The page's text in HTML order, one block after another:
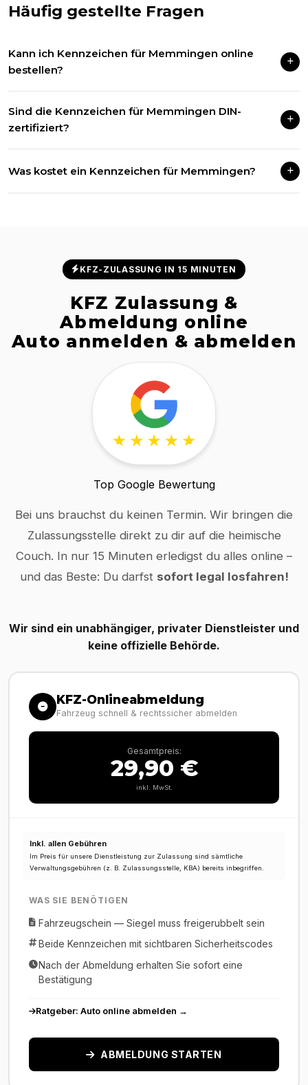
Häufig gestellte Fragen
Kann ich Kennzeichen für Memmingen online
bestellen?
Zulassungsbezirke, inklusive Memmingen, per DHL in 1–3
Werktagen.
Sind die Kennzeichen für Memmingen DIN-
zertifiziert?
gültigen DIN-Norm und sind für alle deutschen
Zulassungsstellen zugelassen.
Was kostet ein Kennzeichen für Memmingen?
KFZ-ZULASSUNG IN 15 MINUTEN
KFZ Zulassung &
Abmeldung online
Auto anmelden & abmelden
Top Google Bewertung
Bei uns brauchst du keinen Termin. Wir bringen die
Zulassungsstelle direkt zu dir auf die heimische
Couch. In nur 15 Minuten erledigst du alles online –
und das Beste: Du darfst sofort legal losfahren!
Wir sind ein unabhängiger, privater Dienstleister und
keine offizielle Behörde.
KFZ-Onlineabmeldung
Fahrzeug schnell & rechtssicher abmelden
Gesamtpreis:
29,90 €
inkl. MwSt.
Inkl. allen Gebühren
Im Preis für unsere Dienstleistung zur Zulassung sind sämtliche
Verwaltungsgebühren (z. B. Zulassungsstelle, KBA) bereits inbegriffen.
WAS SIE BENÖTIGEN
Fahrzeugschein — Siegel muss freigerubbelt sein
Beide Kennzeichen mit sichtbaren Sicherheitscodes
Nach der Abmeldung erhalten Sie sofort eine
Bestätigung
Ratgeber: Auto online abmelden →
ABMELDUNG STARTEN